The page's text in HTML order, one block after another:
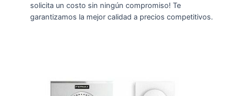
solicita un costo sin ningún compromiso! Te
garantizamos la mejor calidad a precios competitivos.